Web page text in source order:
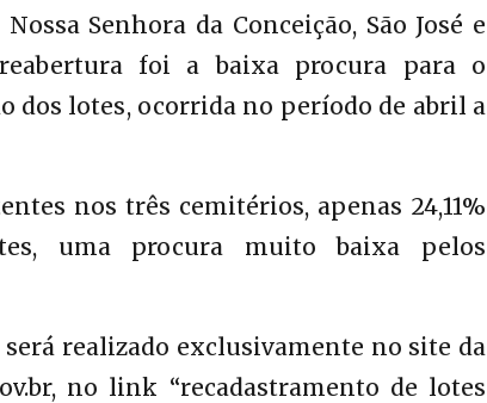
Senhora da Conceição, São José e
foi a baixa procura para o
dos lotes, ocorrida no período de abril a
nos três cemitérios, apenas 24,11%
uma procura muito baixa pelos
será realizado exclusivamente no site da
no link “recadastramento de lotes